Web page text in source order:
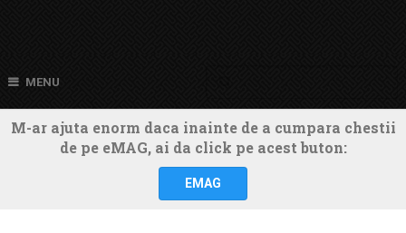
MENU
M-ar ajuta enorm daca inainte de a cumpara chestii
de pe eMAG, ai da click pe acest buton:
EMAG